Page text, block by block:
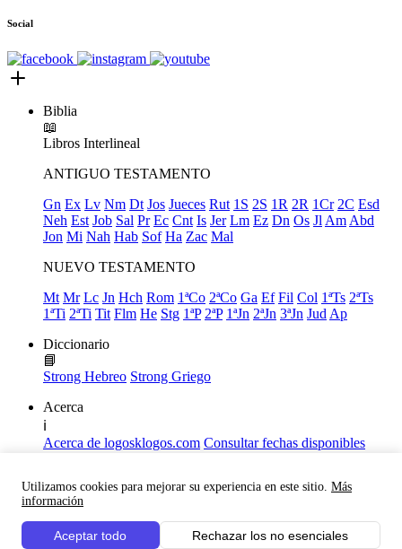
Utilizamos cookies para mejorar su experiencia en este sitio. Más
información
Aceptar todo Rechazar los no esenciales
Social
Biblia
📖
Libros Interlineal
ANTIGUO TESTAMENTO
Gn Ex Lv Nm Dt Jos Jueces Rut 1S 2S 1R 2R 1Cr 2C Esd
Neh Est Job Sal Pr Ec Cnt Is Jer Lm Ez Dn Os Jl Am Abd
Jon Mi Nah Hab Sof Ha Zac Mal
NUEVO TESTAMENTO
Mt Mr Lc Jn Hch Rom 1ªCo 2ªCo Ga Ef Fil Col 1ªTs 2ªTs
1ªTi 2ªTi Tit Flm He Stg 1ªP 2ªP 1ªJn 2ªJn 3ªJn Jud Ap
Diccionario
📘
Strong Hebreo Strong Griego
Acerca
ℹ️
Acerca de logosklogos.com Consultar fechas disponibles
Links útiles
Facebook